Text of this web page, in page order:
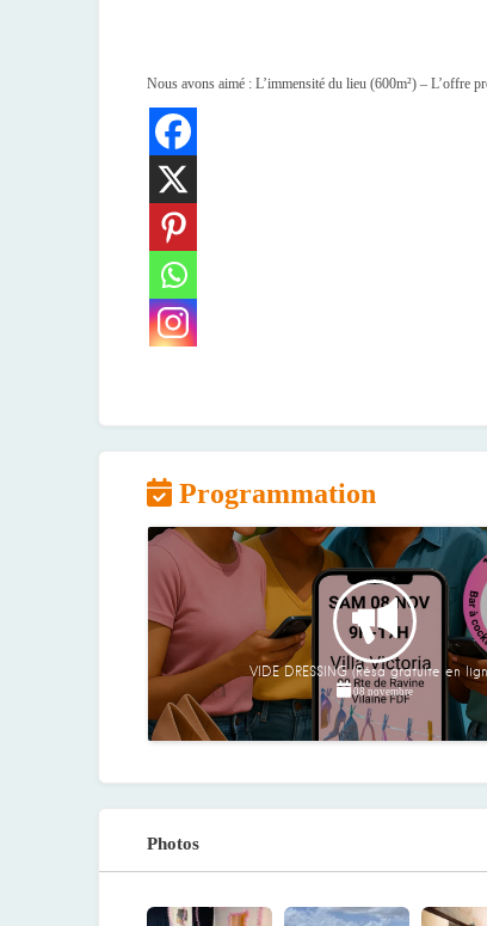
Nous avons aimé : L’immensité du lieu (600m²) – L’offre
Programmation
VIDE DRESSING (Résa gratuite en
08 novembre
Photos